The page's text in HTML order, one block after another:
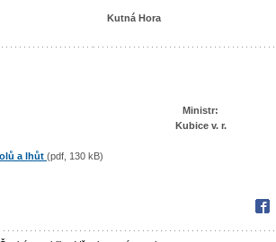
Kutná Hora
Ministr:
Kubice v. r.
a lhůt (pdf, 130 kB)